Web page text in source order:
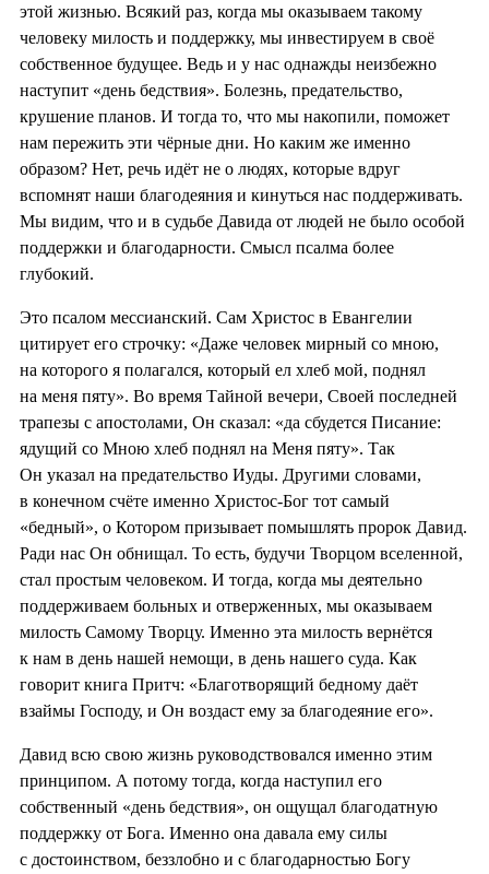
этой жизнью. Всякий раз, когда мы оказываем такому
человеку милость и поддержку, мы инвестируем в своё
собственное будущее. Ведь и у нас однажды неизбежно
наступит «день бедствия». Болезнь, предательство,
крушение планов. И тогда то, что мы накопили, поможет
нам пережить эти чёрные дни. Но каким же именно
образом? Нет, речь идёт не о людях, которые вдруг
вспомнят наши благодеяния и кинуться нас поддерживать.
Мы видим, что и в судьбе Давида от людей не было особой
поддержки и благодарности. Смысл псалма более
глубокий.
Это псалом мессианский. Сам Христос в Евангелии
цитирует его строчку: «Даже человек мирный со мною,
на которого я полагался, который ел хлеб мой, поднял
на меня пяту». Во время Тайной вечери, Своей последней
трапезы с апостолами, Он сказал: «да сбудется Писание:
ядущий со Мною хлеб поднял на Меня пяту». Так
Он указал на предательство Иуды. Другими словами,
в конечном счёте именно Христос-Бог тот самый
«бедный», о Котором призывает помышлять пророк Давид.
Ради нас Он обнищал. То есть, будучи Творцом вселенной,
стал простым человеком. И тогда, когда мы деятельно
поддерживаем больных и отверженных, мы оказываем
милость Самому Творцу. Именно эта милость вернётся
к нам в день нашей немощи, в день нашего суда. Как
говорит книга Притч: «Благотворящий бедному даёт
взаймы Господу, и Он воздаст ему за благодеяние его».
Давид всю свою жизнь руководствовался именно этим
принципом. А потому тогда, когда наступил его
собственный «день бедствия», он ощущал благодатную
поддержку от Бога. Именно она давала ему силы
с достоинством, беззлобно и с благодарностью Богу